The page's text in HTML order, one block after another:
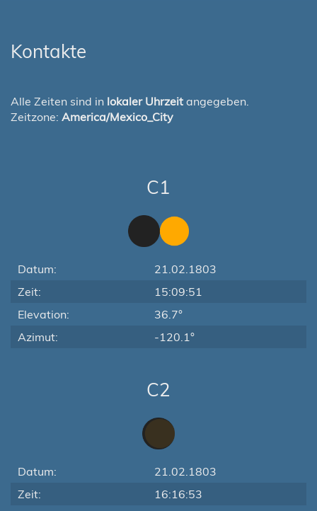
Kontakte
Alle Zeiten sind in lokaler Uhrzeit angegeben.
Zeitzone: America/Mexico_City
C1
Datum:
21.02.1803
Zeit:
15:09:51
Elevation:
36.7°
Azimut:
-120.1°
C2
Datum:
21.02.1803
Zeit:
16:16:53